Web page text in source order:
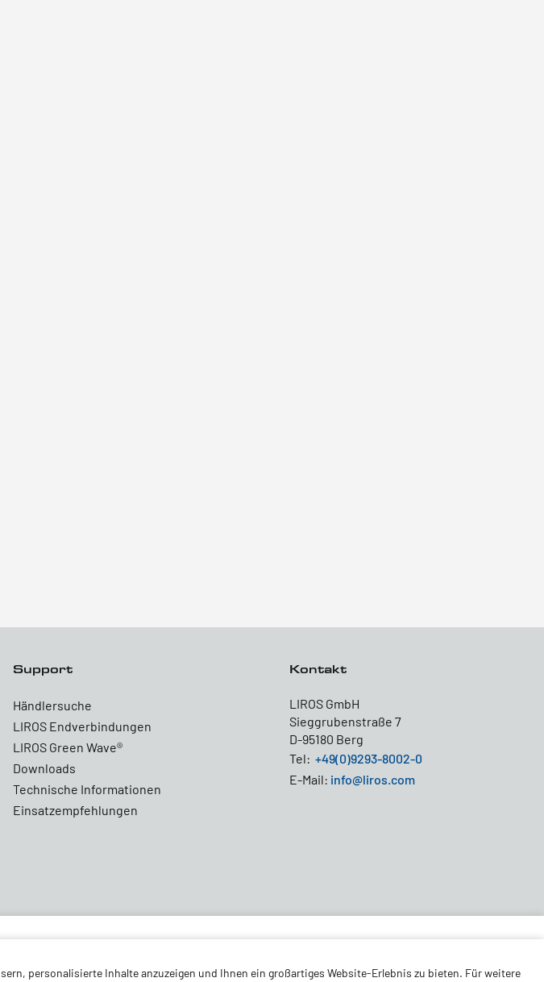
Support
Händlersuche
LIROS Endverbindungen
LIROS Green Wave®
Downloads
Technische Informationen
Einsatzempfehlungen
Kontakt
LIROS GmbH
Sieggrubenstraße 7
D-95180 Berg
Tel: +49(0)9293-8002-0
E-Mail: info@liros.com
personalisierte Inhalte anzuzeigen und Ihnen ein großartiges Website-Erlebnis zu bieten. Für weitere